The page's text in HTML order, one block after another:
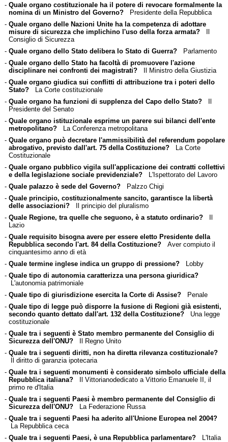
- Quale organo costituzionale ha il potere di revocare formalmente la
nomina di un Ministro del Governo?Presidente della Repubblica
- Quale organo delle Nazioni Unite ha la competenza di adottare
misure di sicurezza che implichino l'uso della forza armata?Il
Consiglio di Sicurezza
- Quale organo dello Stato delibera lo Stato di Guerra?Parlamento
- Quale organo dello Stato ha facoltà di promuovere l'azione
disciplinare nei confronti dei magistrati?Il Ministro della Giustizia
- Quale organo giudica sui conflitti di attribuzione tra i poteri dello
Stato?La Corte costituzionale
- Quale organo ha funzioni di supplenza del Capo dello Stato?Il
Presidente del Senato
- Quale organo istituzionale esprime un parere sui bilanci dell'ente
metropolitano?La Conferenza metropolitana
- Quale organo può decretare l'ammissibilità del referendum popolare
abrogativo, previsto dall'art. 75 della Costituzione?La Corte
Costituzionale
- Quale organo pubblico vigila sull'applicazione dei contratti collettivi
e della legislazione sociale previdenziale?L'Ispettorato del Lavoro
- Quale palazzo è sede del Governo?Palzzo Chigi
- Quale principio, costituzionalmente sancito, garantisce la libertà
delle associazioni?Il principio del pluralismo
- Quale Regione, tra quelle che seguono, è a statuto ordinario?Il
Lazio
- Quale requisito bisogna avere per essere eletto Presidente della
Repubblica secondo l'art. 84 della Costituzione?Aver compiuto il
cinquantesimo anno di età
- Quale termine inglese indica un gruppo di pressione?Lobby
- Quale tipo di autonomia caratterizza una persona giuridica?
L'autonomia patrimoniale
- Quale tipo di giurisdizione esercita la Corte di Assise?Penale
- Quale tipo di legge può disporre la fusione di Regioni già esistenti,
secondo quanto dettato dall'art. 132 della Costituzione?Una legge
costituzionale
- Quale tra i seguenti è Stato membro permanente del Consiglio di
Sicurezza dell'ONU?Il Regno Unito
- Quale tra i seguenti diritti, non ha diretta rilevanza costituzionale?
Il diritto di garanzia ipotecaria
- Quale tra i seguenti monumenti è considerato simbolo ufficiale della
Repubblica italiana?Il Vittorianodedicato a Vittorio Emanuele II, il
primo re d'Italia
- Quale tra i seguenti Paesi è membro permanente del Consiglio di
Sicurezza dell'ONU?La Federazione Russa
- Quale tra i seguenti Paesi ha aderito all'Unione Europea nel 2004?
La Repubblica ceca
- Quale tra i seguenti Paesi, è una Repubblica parlamentare?L'Italia